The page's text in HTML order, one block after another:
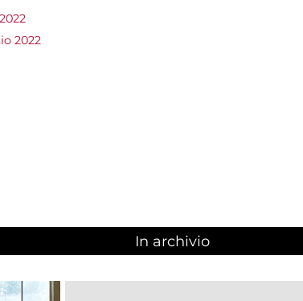
2022
In archivio